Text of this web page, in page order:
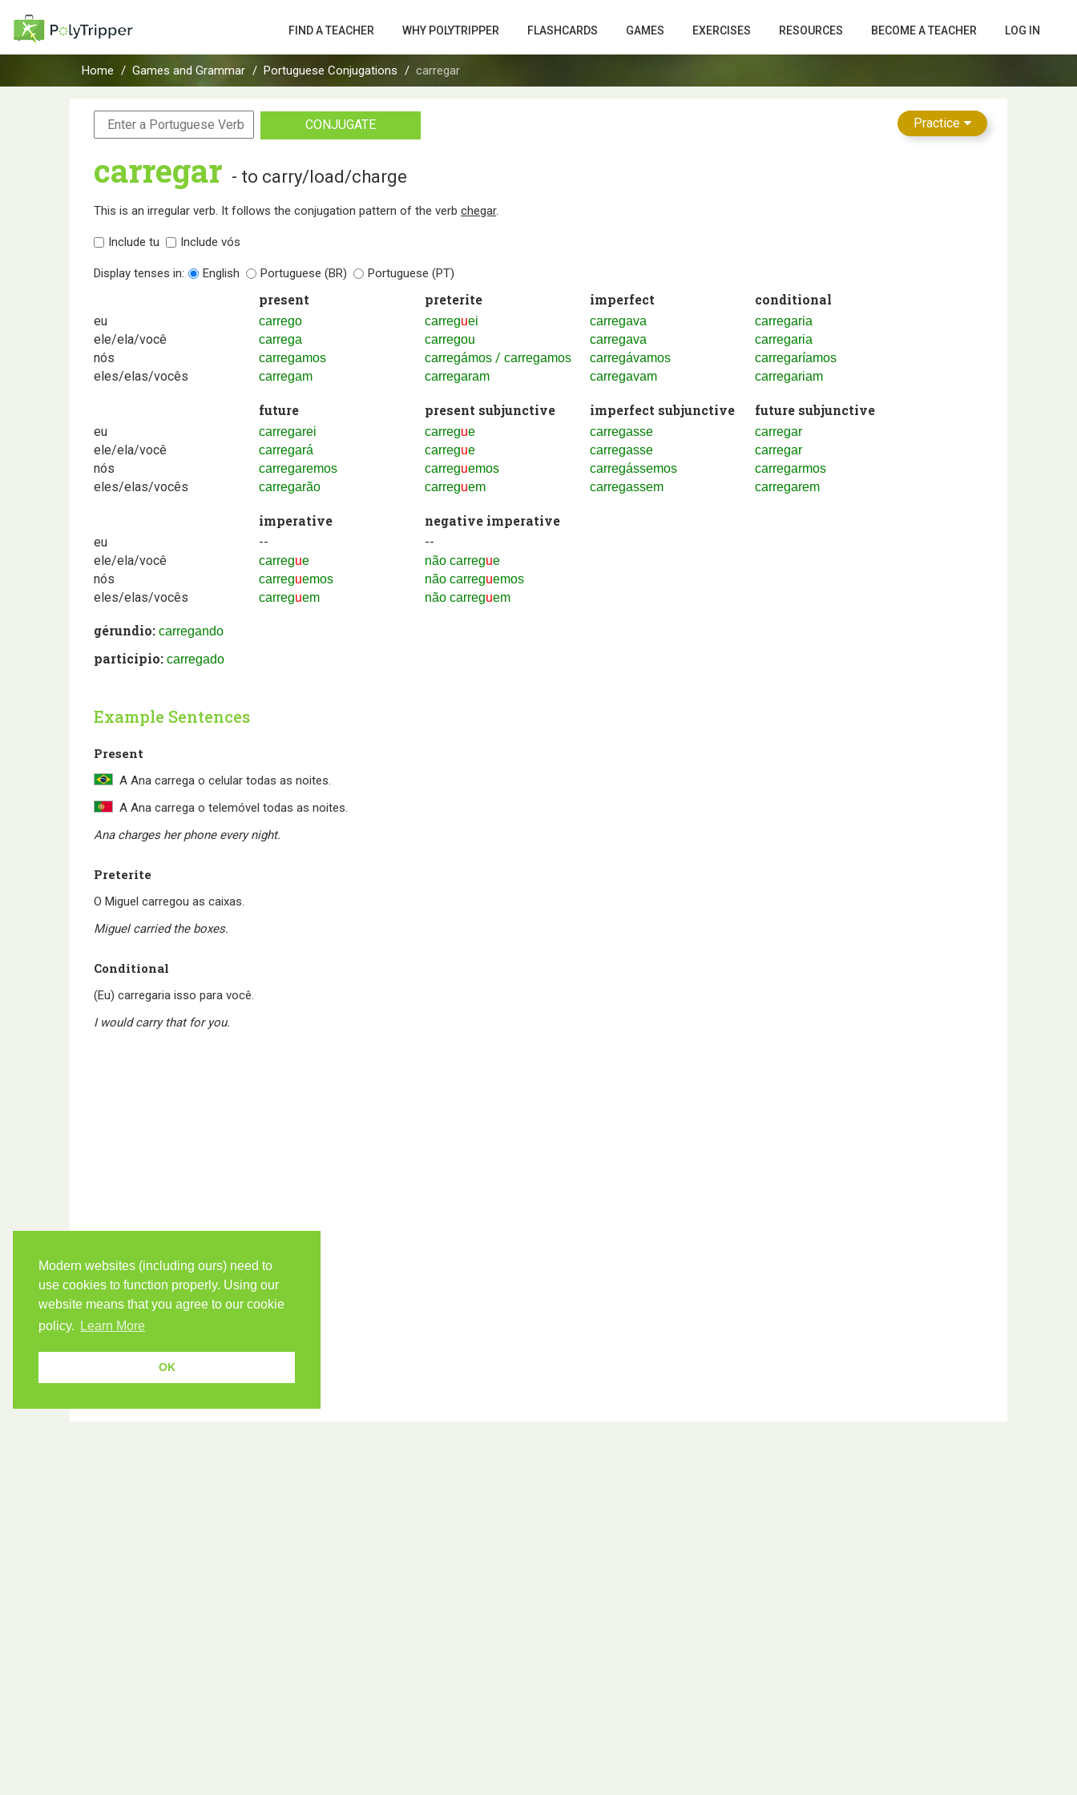
Modern websites (including ours) need to
use cookies to function properly. Using our
website means that you agree to our cookie
policy.
Learn More
OK
FIND A TEACHER WHY POLYTRIPPER FLASHCARDS GAMES EXERCISES RESOURCES BECOME A TEACHER LOG IN
Home Games and Grammar Portuguese Conjugations carregar
Practice
CONJUGATE
carregar - to carry/load/charge
This is an irregular verb. It follows the conjugation pattern of the verb chegar.
Include tu Include vós
Display tenses in: English Portuguese (BR) Portuguese (PT)
present preterite imperfect conditional
eu carrego carreguei carregava carregaria
ele/ela/você carrega carregou carregava carregaria
nós carregamos carregámos/ carregamos carregávamos carregaríamos
eles/elas/vocês carregam carregaram carregavam carregariam
future present subjunctive imperfect subjunctive future subjunctive
eu carregarei carregue carregasse carregar
ele/ela/você carregará carregue carregasse carregar
nós carregaremos carreguemos carregássemos carregarmos
eles/elas/vocês carregarão carreguem carregassem carregarem
imperative negative imperative
eu --
--
ele/ela/você
carregue não carregue
nós carreguemos não carreguemos
eles/elas/vocês carreguem não carreguem
gérundio: carregando
particípio: carregado
Example Sentences
Present
A Ana carrega o celular todas as noites.
A Ana carrega o telemóvel todas as noites.
Ana charges her phone every night.
Preterite
O Miguel carregou as caixas.
Miguel carried the boxes.
Conditional
(Eu) carregaria isso para você.
I would carry that for you.